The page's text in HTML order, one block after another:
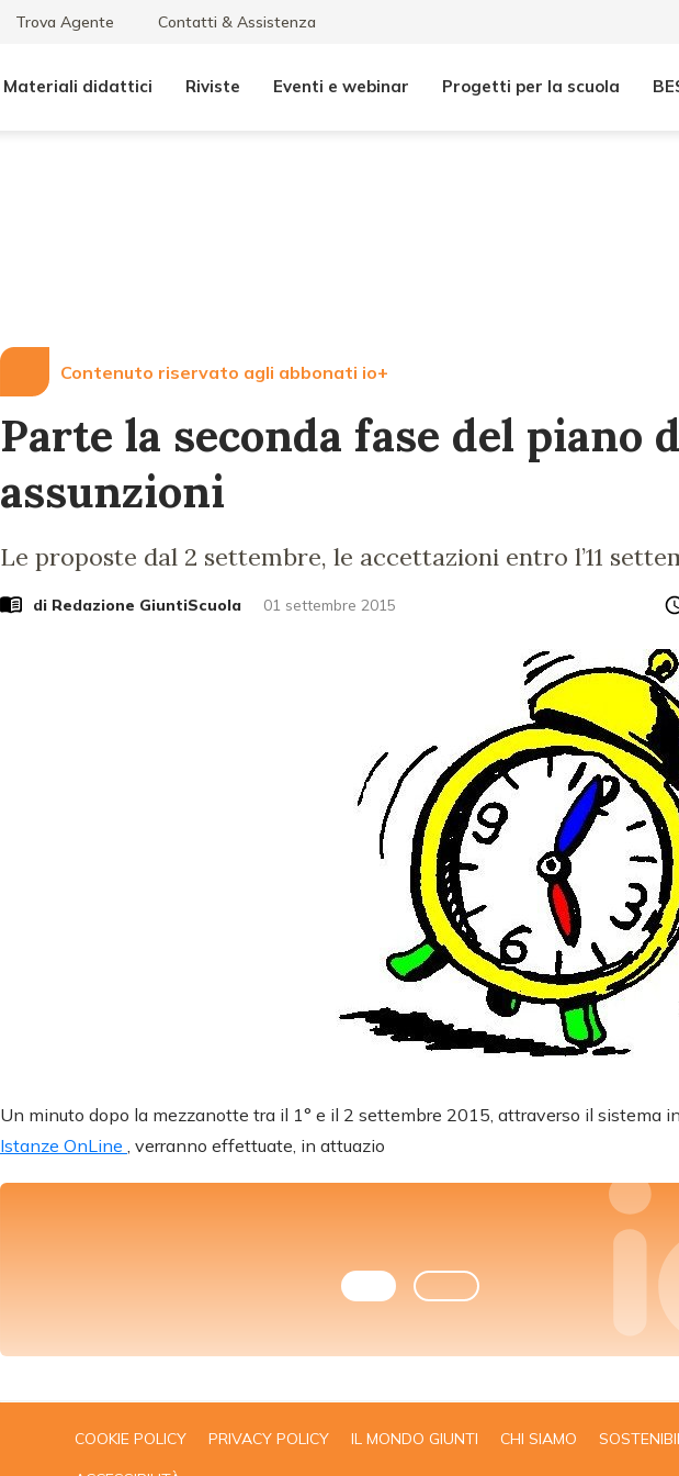
Trova Agente Contatti & Assistenza
Materiali didattici Riviste Eventi e webinar Progetti per la scuola
Contenuto riservato agli abbonati io+
Parte la seconda fase del piano
assunzioni
Le proposte dal 2 settembre, le accettazioni entro l’11
di Redazione GiuntiScuola 01 settembre 2015
Un minuto dopo la mezzanotte tra il 1° e il 2 settembre 2015, attraverso il sistema
Istanze OnLine , verranno effettuate, in attuazio
COOKIE POLICY PRIVACY POLICY IL MONDO GIUNTI CHI SIAMO